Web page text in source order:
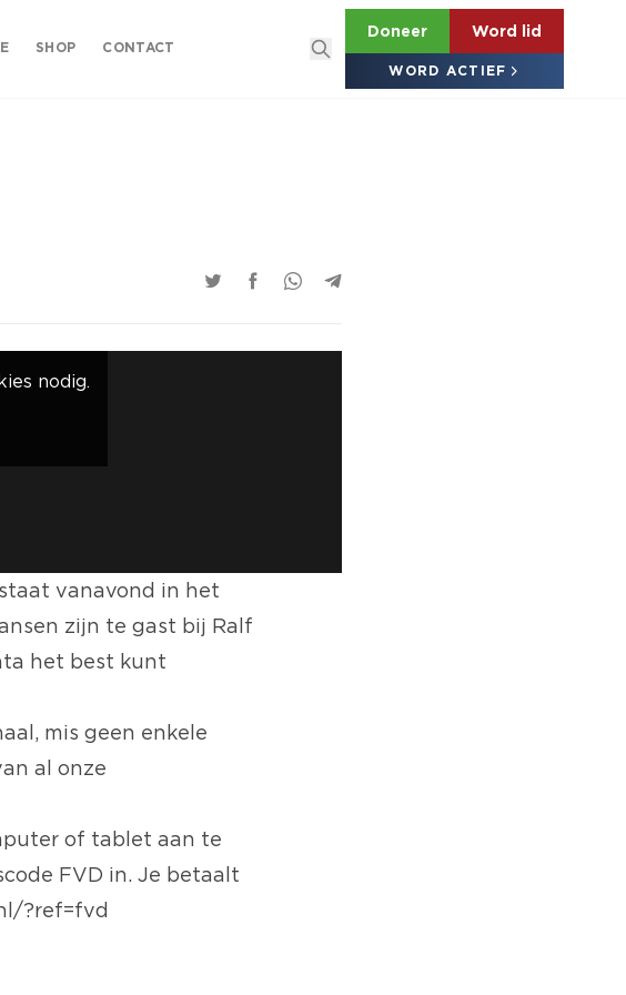
SHOP CONTACT
Doneer Word lid
WORD ACTIEF
nodig.
vanavond in het
zijn te gast bij Ralf
het best kunt
mis geen enkele
al onze
of tablet aan te
FVD in. Je betaalt
?ref=fvd